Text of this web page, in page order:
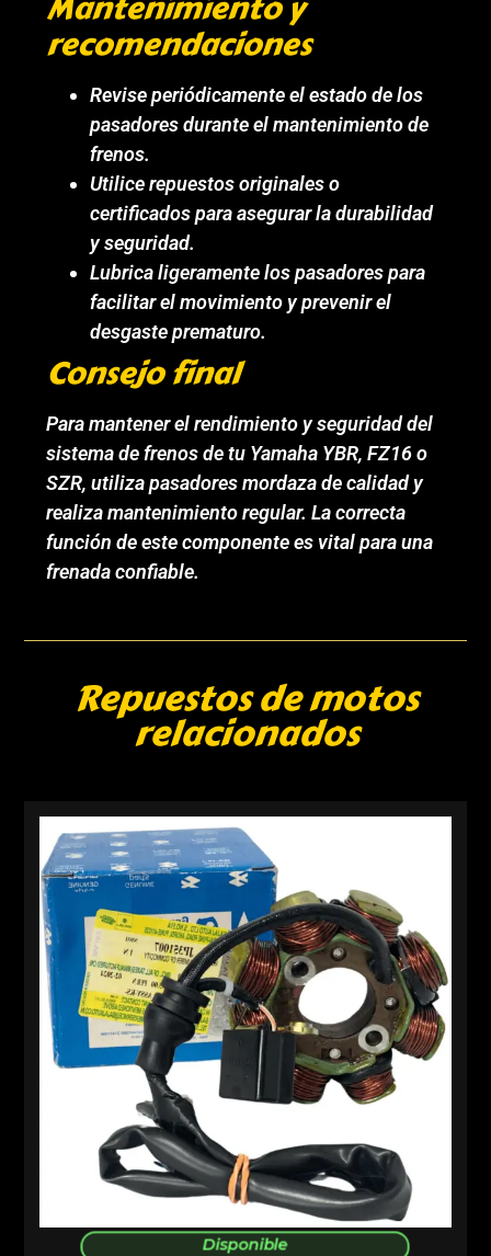
recomendaciones
Revise periódicamente el estado de los
pasadores durante el mantenimiento de
frenos.
Utilice repuestos originales o
certificados para asegurar la durabilidad
y seguridad.
Lubrica ligeramente los pasadores para
facilitar el movimiento y prevenir el
desgaste prematuro.
Consejo final
Para mantener el rendimiento y seguridad del
sistema de frenos de tu Yamaha YBR, FZ16 o
SZR, utiliza pasadores mordaza de calidad y
realiza mantenimiento regular. La correcta
función de este componente es vital para una
frenada confiable.
Repuestos de motos
relacionados
Disponible